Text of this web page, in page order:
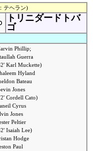
テヘラン)
トリニダードトバ
ゴ
Phillip;
Guerra
Karl Muckette)
Hyland
Bateau
Jones
Cordell Cato)
Cyrus
Jones
Peltier
Isaiah Lee)
Hodge
Paul